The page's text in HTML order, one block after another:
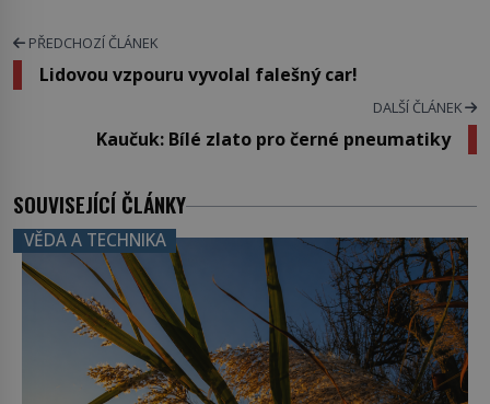
PŘEDCHOZÍ ČLÁNEK
Lidovou vzpouru vyvolal falešný car!
DALŠÍ ČLÁNEK
Kaučuk: Bílé zlato pro černé pneumatiky
SOUVISEJÍCÍ ČLÁNKY
VĚDA A TECHNIKA